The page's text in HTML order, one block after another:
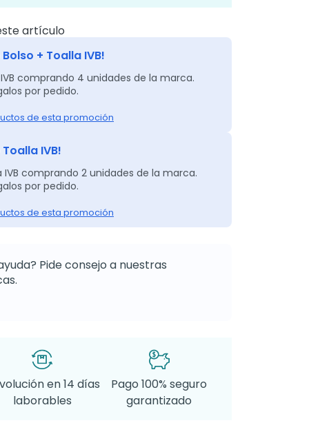
artículo
Bolso + Toalla IVB!
IVB comprando 4 unidades de la marca.
por pedido.
de esta promoción
Toalla IVB!
IVB comprando 2 unidades de la marca.
por pedido.
de esta promoción
Pide consejo a nuestras
en 14 días
laborables
Pago 100% seguro
garantizado